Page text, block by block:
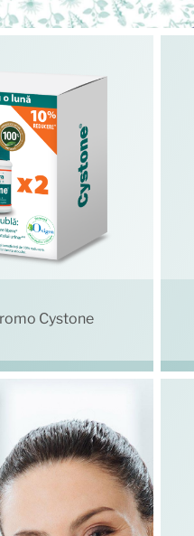
Cystone